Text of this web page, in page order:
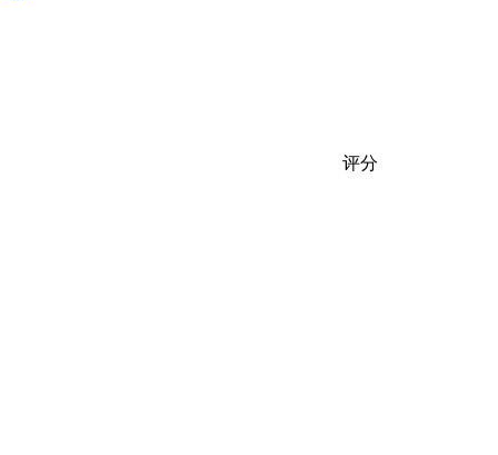
评分